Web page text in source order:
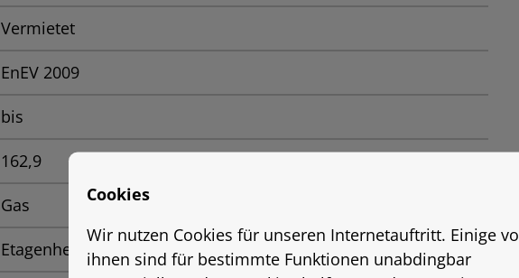
Vermietet
EnEV 2009
bis
162,9
Gas
Etagenheizung
Cookies
Wir nutzen Cookies für unseren Internetauftritt. Einige
ihnen sind für bestimmte Funktionen unabdingbar